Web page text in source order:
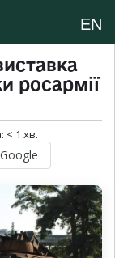
EN
росармії
< 1 хв.